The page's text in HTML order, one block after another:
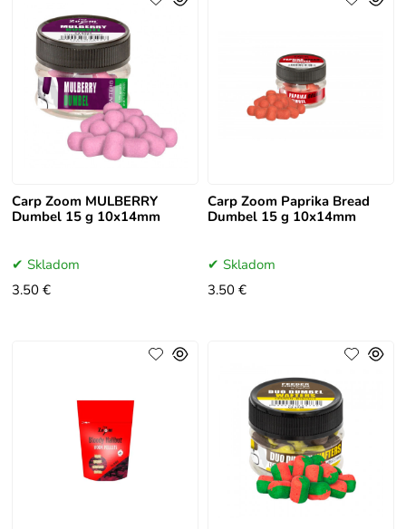
Carp Zoom MULBERRY
Dumbel 15 g 10x14mm
Skladom
3.50 €
Carp Zoom Paprika Bread
Dumbel 15 g 10x14mm
Skladom
3.50 €